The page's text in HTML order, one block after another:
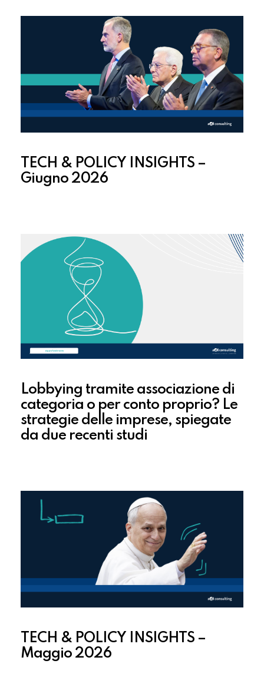
TECH & POLICY INSIGHTS –
Giugno 2026
Lobbying tramite associazione di
categoria o per conto proprio? Le
strategie delle imprese, spiegate
da due recenti studi
TECH & POLICY INSIGHTS –
Maggio 2026